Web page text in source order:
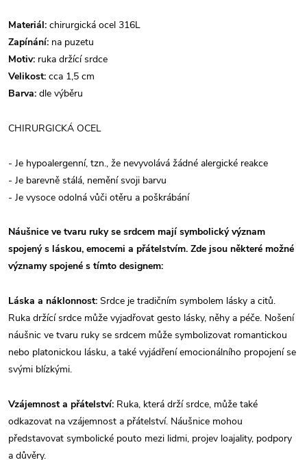
Materiál: chirurgická ocel 316L
Zapínání: na puzetu
Motiv: ruka držící srdce
Velikost: cca 1,5 cm
Barva: dle výběru
CHIRURGICKÁ OCEL
- Je hypoalergenní, tzn., že nevyvolává žádné alergické reakce
- Je barevně stálá, nemění svoji barvu
- Je vysoce odolná vůči otěru a poškrábání
Náušnice ve tvaru ruky se srdcem mají symbolický význam
spojený s láskou, emocemi a přátelstvím. Zde jsou některé možné
významy spojené s tímto designem:
Láska a náklonnost: Srdce je tradičním symbolem lásky a citů.
Ruka držící srdce může vyjadřovat gesto lásky, něhy a péče. Nošení
náušnic ve tvaru ruky se srdcem může symbolizovat romantickou
nebo platonickou lásku, a také vyjádření emocionálního propojení se
svými blízkými.
Vzájemnost a přátelství: Ruka, která drží srdce, může také
odkazovat na vzájemnost a přátelství. Náušnice mohou
představovat symbolické pouto mezi lidmi, projev loajality, podpory
a důvěry.